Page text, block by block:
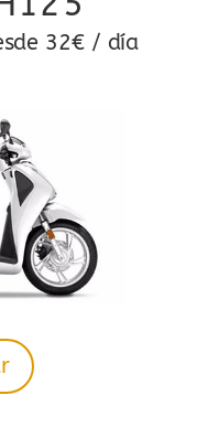
32€ / día